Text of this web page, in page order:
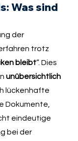
Was sind
der
trotz
bleibt”. Dies
unübersichtlich
lückenhafte
Dokumente,
eindeutige
bei der